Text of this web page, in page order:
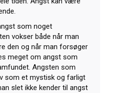
som noget
vokser både når man
den og når man forsøger
meget om angst som
Angsten som
som et mystisk og farligt
slet ikke kender til angst